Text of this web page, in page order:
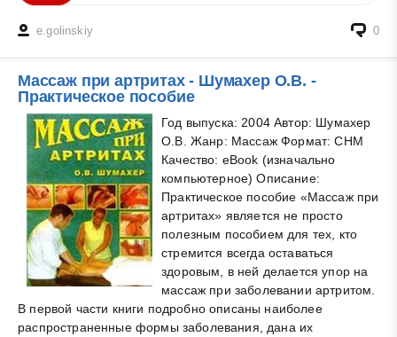
e.golinskiy 0
Массаж при артритах - Шумахер О.В. -
Практическое пособие
Год выпуска: 2004 Автор: Шумахер
О.В. Жанр: Массаж Формат: CHM
Качество: eBook (изначально
компьютерное) Описание:
Практическое пособие «Массаж при
артритах» является не просто
полезным пособием для тех, кто
стремится всегда оставаться
здоровым, в ней делается упор на
массаж при заболевании артритом.
В первой части книги подробно описаны наиболее
распространенные формы заболевания, дана их